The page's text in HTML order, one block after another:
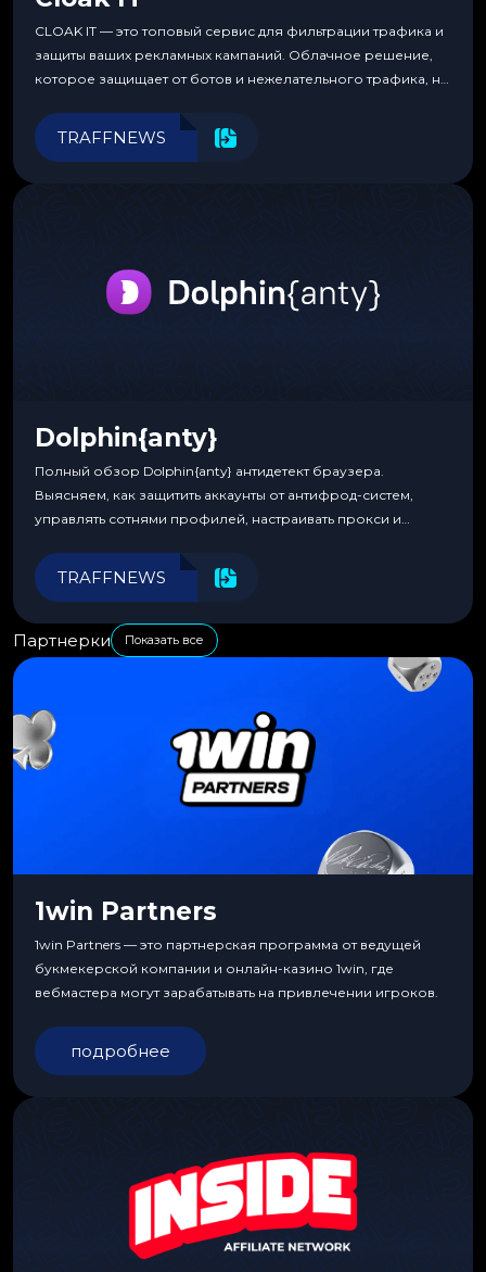
CLOAK IT — это топовый сервис для фильтрации трафика и
защиты ваших рекламных кампаний. Облачное решение,
которое защищает от ботов и нежелательного трафика, не
программирования.
TRAFFNEWS
Dolphin{anty}
Полный обзор Dolphin{anty} антидетект браузера.
Выясняем, как защитить аккаунты от антифрод-систем,
управлять сотнями профилей, настраивать прокси и
эффективности.
TRAFFNEWS
Партнерки Показать все
1win Partners
1win Partners — это партнерская программа от ведущей
букмекерской компании и онлайн-казино 1win, где
вебмастера могут зарабатывать на привлечении игроков.
подробнее